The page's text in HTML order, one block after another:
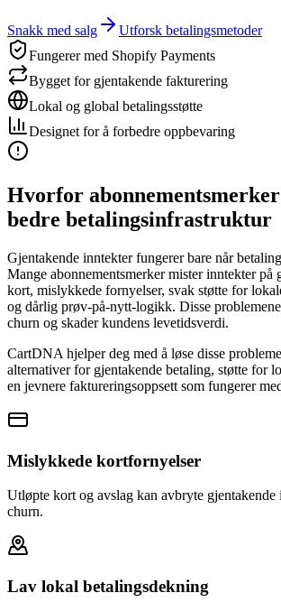
Snakk med salg
Utforsk betalingsmetoder
Fungerer med Shopify Payments
Bygget for gjentakende fakturering
Lokal og global betalingsstøtte
Designet for å forbedre oppbevaring
Hvorfor
bedre betalingsinfrastruktur
Gjentakende inntekter fungerer bare når
Mange abonnementsmerker mister inntekter på
kort, mislykkede fornyelser, svak støtte for
og dårlig prøv-på-nytt-logikk. Disse
churn og skader kundens levetidsverdi.
CartDNA hjelper deg med å løse disse
alternativer for gjentakende betaling, støtte for
en jevnere faktureringsoppsett som fungerer
Mislykkede kortfornyelser
Utløpte kort og avslag kan avbryte gjentakende
churn.
Lav lokal betalingsdekning